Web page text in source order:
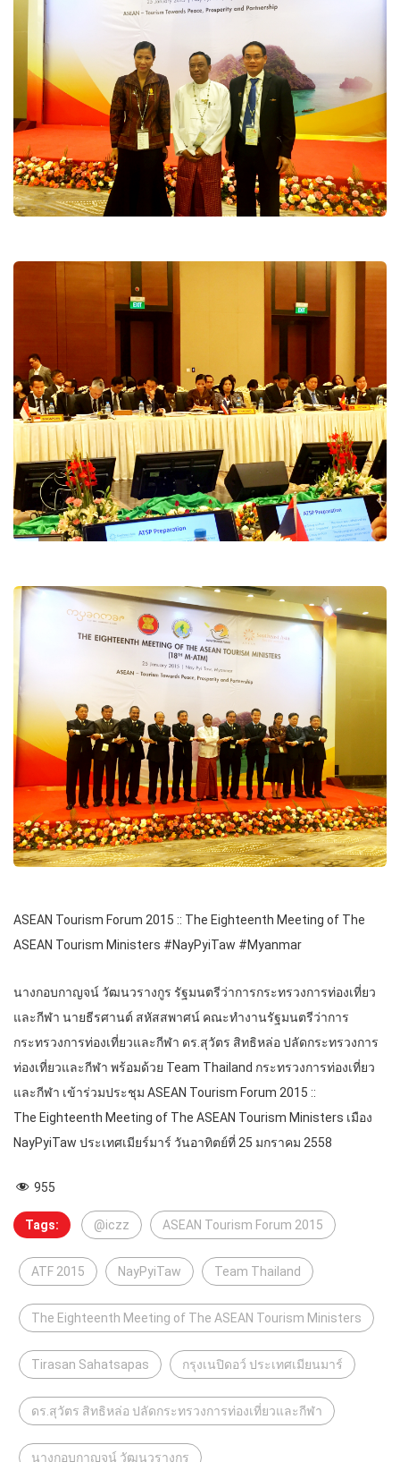
ASEAN Tourism Forum 2015 :: The Eighteenth Meeting of The
ASEAN Tourism Ministers #NayPyiTaw #Myanmar
นางกอบกาญจน์ วัฒนวรางกูร รัฐมนตรีว่าการกระทรวงการท่องเที่ยว
และกีฬา นายธีรศานต์ สหัสสพาศน์ คณะทำงานรัฐมนตรีว่าการ
กระทรวงการท่องเที่ยวและกีฬา ดร.สุวัตร สิทธิหล่อ ปลัดกระทรวงการ
ท่องเที่ยวและกีฬา พร้อมด้วย Team Thailand กระทรวงการท่องเที่ยว
และกีฬา เข้าร่วมประชุม ASEAN Tourism Forum 2015 ::
The Eighteenth Meeting of The ASEAN Tourism Ministers เมือง
NayPyiTaw ประเทศเมียร์มาร์ วันอาทิตย์ที่ 25 มกราคม 2558
955
Tags: @iczz ASEAN Tourism Forum 2015
ATF 2015 NayPyiTaw Team Thailand
The Eighteenth Meeting of The ASEAN Tourism Ministers
Tirasan Sahatsapas กรุงเนปิดอว์ ประเทศเมียนมาร์
ดร.สุวัตร สิทธิหล่อ ปลัดกระทรวงการท่องเที่ยวและกีฬา
นางกอบกาญจน์ วัฒนวรางกูร